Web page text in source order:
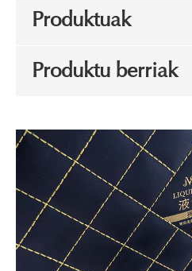
Produktuak
Produktu berriak